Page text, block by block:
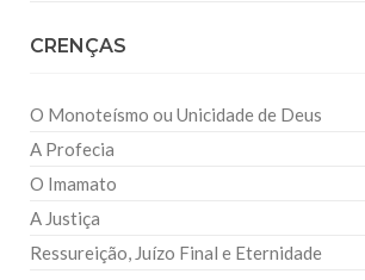
CRENÇAS
O Monoteísmo ou Unicidade de Deus
A Profecia
O Imamato
A Justiça
Ressureição, Juízo Final e Eternidade